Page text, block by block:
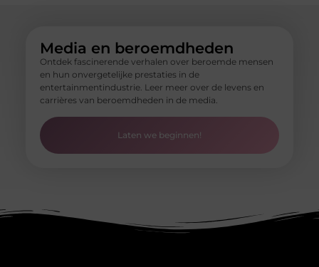
Media en beroemdheden
Ontdek fascinerende verhalen over beroemde mensen
en hun onvergetelijke prestaties in de
entertainmentindustrie. Leer meer over de levens en
carrières van beroemdheden in de media.
Laten we beginnen!